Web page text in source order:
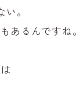
。
あるんですね。